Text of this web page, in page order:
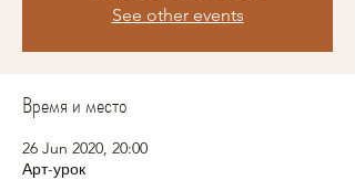
See other events
Время и место
26 Jun 2020, 20:00
Арт-урок